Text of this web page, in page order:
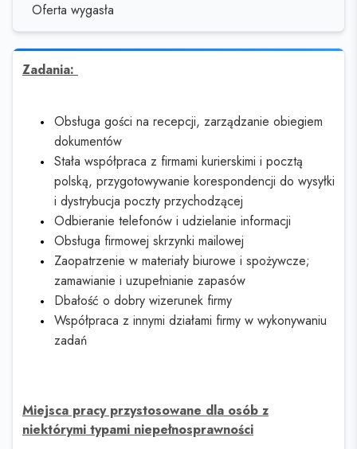
Oferta wygasła
Zadania:
Obsługa gości na recepcji, zarządzanie obiegiem
dokumentów
Stała współpraca z firmami kurierskimi i pocztą
polską, przygotowywanie korespondencji do wysyłki
i dystrybucja poczty przychodzącej
Odbieranie telefonów i udzielanie informacji
Obsługa firmowej skrzynki mailowej
Zaopatrzenie w materiały biurowe i spożywcze;
zamawianie i uzupełnianie zapasów
Dbałość o dobry wizerunek firmy
Współpraca z innymi działami firmy w wykonywaniu
zadań
Miejsca pracy przystosowane dla osób z
niektórymi typami niepełnosprawności